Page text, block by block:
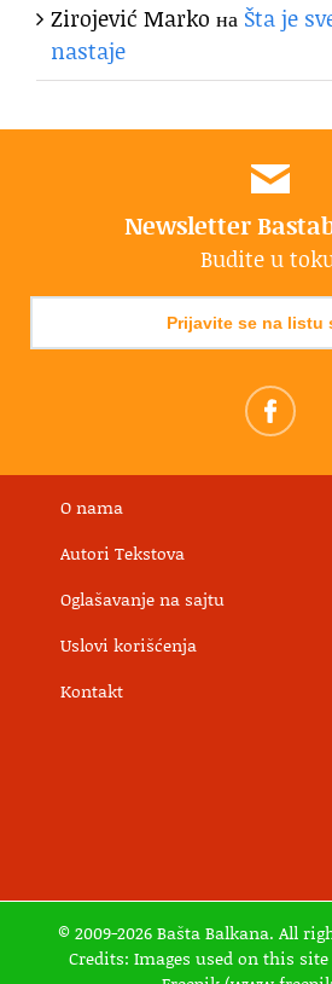
Zirojević Marko на Šta je
nastaje
Newsletter
Budite u
Prijavite se na listu
O nama
Autori Tekstova
Oglašavanje na sajtu
Uslovi korišćenja
Kontakt
© 2009-2026 Bašta Balkana. All
Credits: Images used on this